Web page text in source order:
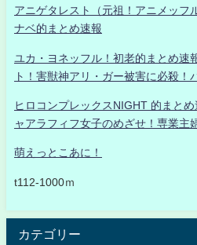
アニゲタレスト（元祖！アニメッ
ナベ的まとめ速報
ユカ・ヨネッフル！初老的まとめ速
ト！害獣神アリ・ガー被害に必殺！
ヒロコンプレックスNIGHT 的まと
ャアラフィフ女子のめざせ！専業主
萌えっとこあに！
t112-1000ｍ
カテゴリー